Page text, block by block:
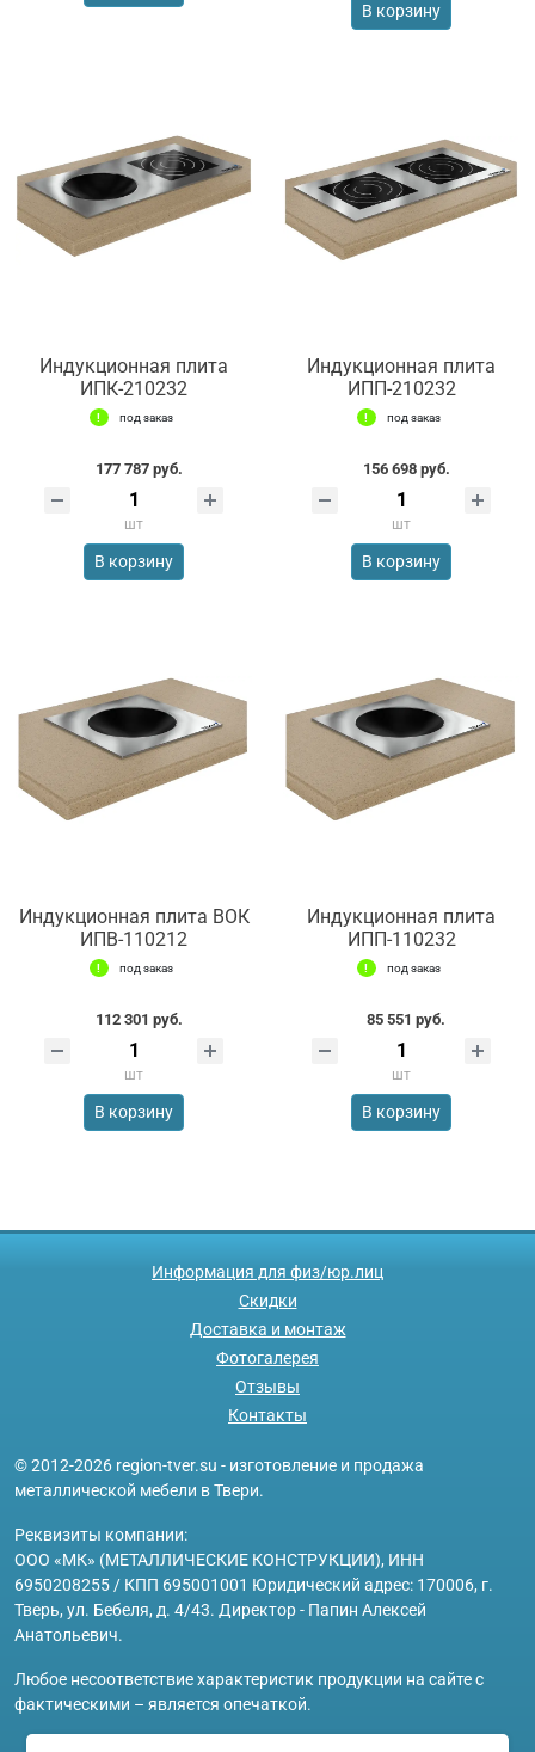
В корзину
Индукционная плита
ИПК-210232
под заказ
177 787 руб.
шт
В корзину
Индукционная плита
ИПП-210232
под заказ
156 698 руб.
шт
В корзину
Индукционная плита ВОК
ИПВ-110212
под заказ
112 301 руб.
шт
В корзину
Индукционная плита
ИПП-110232
под заказ
85 551 руб.
шт
В корзину
Информация для физ/юр.лиц
Скидки
Доставка и монтаж
Фотогалерея
Отзывы
Контакты
© 2012-2026 region-tver.su - изготовление и продажа
металлической мебели в Твери.
Реквизиты компании:
ООО «МК» (МЕТАЛЛИЧЕСКИЕ КОНСТРУКЦИИ), ИНН
6950208255 / КПП 695001001 Юридический адрес: 170006, г.
Тверь, ул. Бебеля, д. 4/43. Директор - Папин Алексей
Анатольевич.
Любое несоответствие характеристик продукции на сайте с
фактическими – является опечаткой.